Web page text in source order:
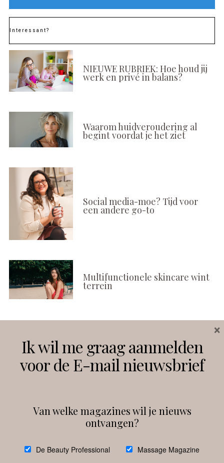
Interessant?
NIEUWE RUBRIEK: Hoe houd jij
werk en privé in balans?
Waarom huidveroudering al
begint voordat je het ziet
Social media-moe? Tijd voor
een andere go-to
Multifunctionele skincare wint
terrein
Instagram Facebook
debeautyprofessional
Ik wil me graag aanmelden
voor de E-mail nieuwsbrief
Van welke magazines wil je nieuws
ontvangen?
De Beauty Professional Massage Magazine
×